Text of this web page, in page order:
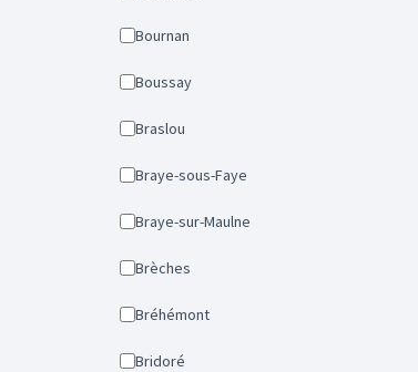
Bournan
Boussay
Braslou
Braye-sous-Faye
Braye-sur-Maulne
Brèches
Bréhémont
Bridoré